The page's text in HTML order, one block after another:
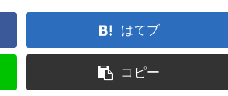
はてブ
コピー